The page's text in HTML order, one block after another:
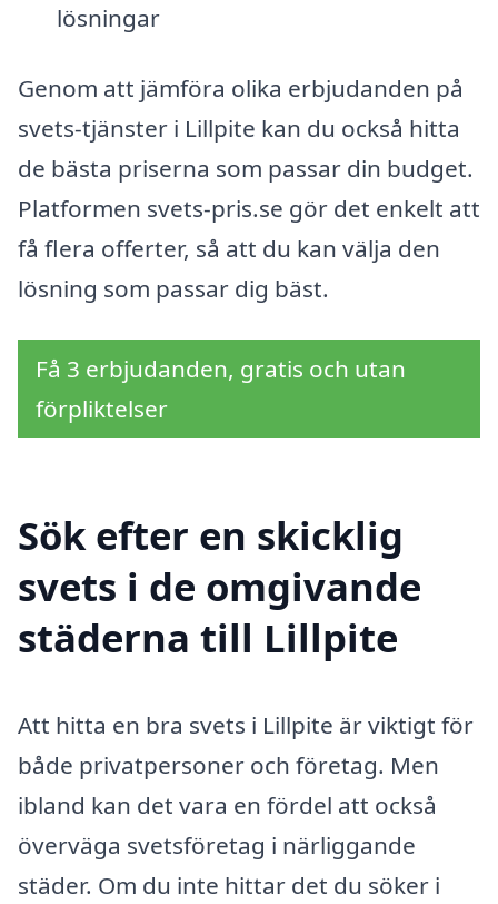
lösningar
Genom att jämföra olika erbjudanden på
svets-tjänster i Lillpite kan du också hitta
de bästa priserna som passar din budget.
Platformen svets-pris.se gör det enkelt att
få flera offerter, så att du kan välja den
lösning som passar dig bäst.
Få 3 erbjudanden, gratis och utan
förpliktelser
Sök efter en skicklig
svets i de omgivande
städerna till Lillpite
Att hitta en bra svets i Lillpite är viktigt för
både privatpersoner och företag. Men
ibland kan det vara en fördel att också
överväga svetsföretag i närliggande
städer. Om du inte hittar det du söker i